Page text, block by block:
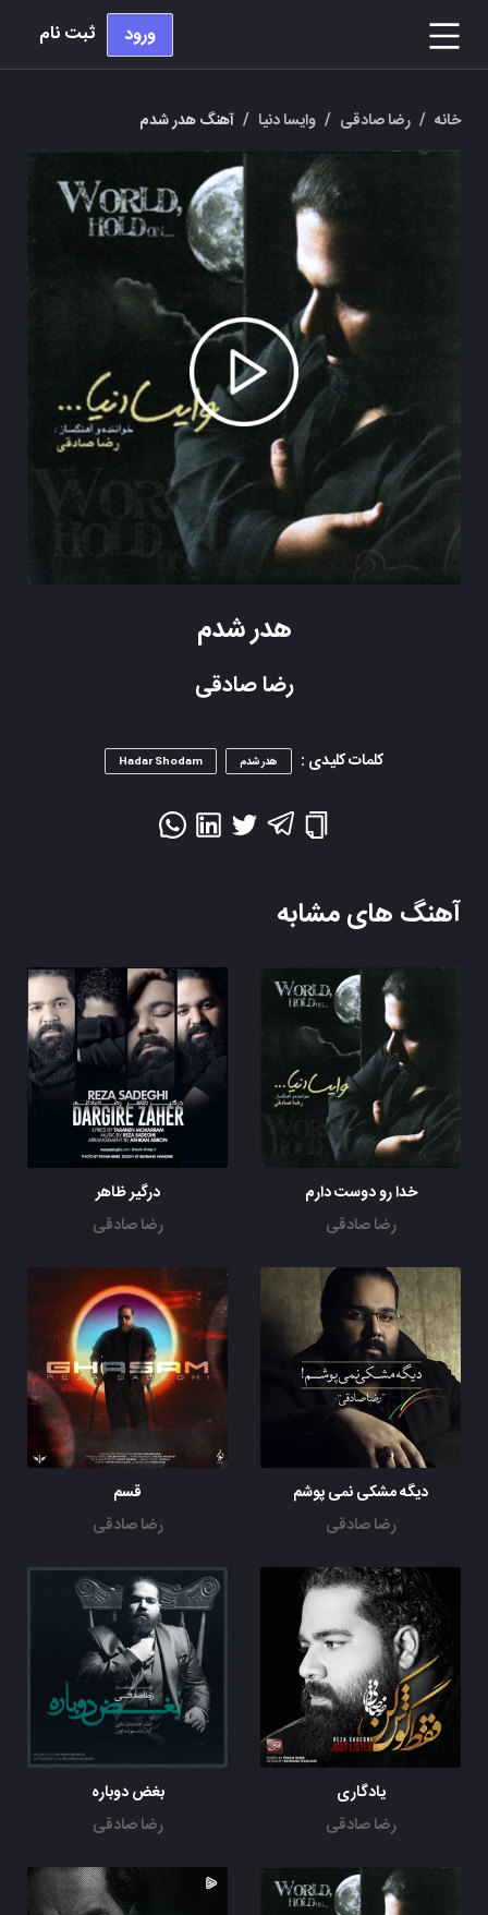
ورود ثبت نام
خانه / رضا صادقی / وایسا دنیا / آهنگ هدر شدم
هدر شدم
رضا صادقی
کلمات کلیدی : هدر شدم Hadar Shodam
آهنگ های مشابه
خدا رو دوست دارم
رضا صادقی
درگیر ظاهر
رضا صادقی
دیگه مشکی نمی پوشم
رضا صادقی
قسم
رضا صادقی
یادگاری
رضا صادقی
بغض دوباره
رضا صادقی